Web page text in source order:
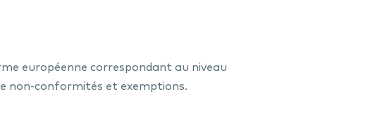
européenne correspondant au niveau
non-conformités et exemptions.